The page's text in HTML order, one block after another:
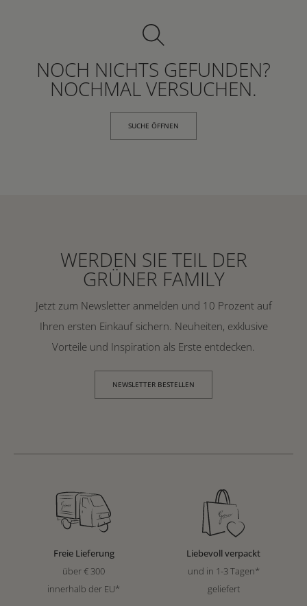
NOCH NICHTS GEFUNDEN?
NOCHMAL VERSUCHEN.
SUCHE ÖFFNEN
WERDEN SIE TEIL DER
GRÜNER FAMILY
Jetzt zum Newsletter anmelden und 10 Prozent auf
Ihren ersten Einkauf sichern. Neuheiten, exklusive
Vorteile und Inspiration als Erste entdecken.
NEWSLETTER BESTELLEN
Freie Lieferung
über € 300
innerhalb der EU*
Liebevoll verpackt
und in 1-3 Tagen*
geliefert